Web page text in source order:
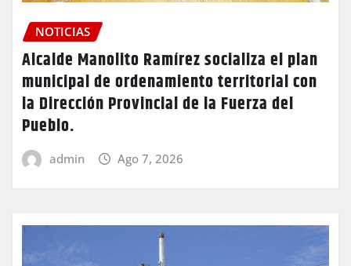
NOTICIAS
Alcalde Manolito Ramírez socializa el plan
municipal de ordenamiento territorial con
la Dirección Provincial de la Fuerza del
Pueblo.
admin Ago 7, 2026